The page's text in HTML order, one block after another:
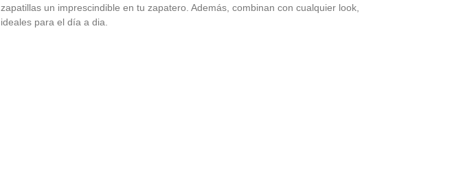
zapatillas un imprescindible en tu zapatero. Además, combinan con cualquier look,
ideales para el día a dia.